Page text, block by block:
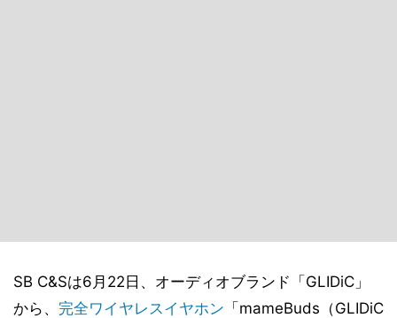
SB C&Sは6月22日、オーディオブランド「GLIDiC」
から、 完全ワイヤレスイヤホン 「mameBuds（GLIDiC